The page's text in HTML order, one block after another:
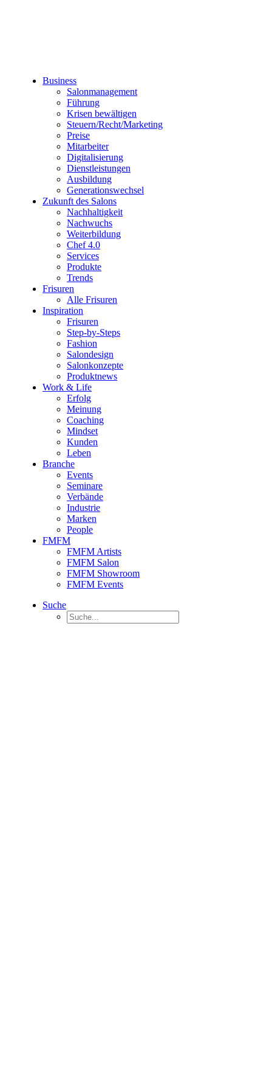
Business
Salonmanagement
Führung
Krisen bewältigen
Steuern/Recht/Marketing
Preise
Mitarbeiter
Digitalisierung
Dienstleistungen
Ausbildung
Generationswechsel
Zukunft des Salons
Nachhaltigkeit
Nachwuchs
Weiterbildung
Chef 4.0
Services
Produkte
Trends
Frisuren
Alle Frisuren
Inspiration
Frisuren
Step-by-Steps
Fashion
Salondesign
Salonkonzepte
Produktnews
Work & Life
Erfolg
Meinung
Coaching
Mindset
Kunden
Leben
Branche
Events
Seminare
Verbände
Industrie
Marken
People
FMFM
FMFM Artists
FMFM Salon
FMFM Showroom
FMFM Events
Suche